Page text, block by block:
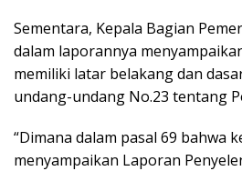
Sementara, Kepala Bagian
dalam laporannya
memiliki latar belakang dan
undang-undang No.23 tentang
“Dimana dalam pasal 69 bahwa
menyampaikan Laporan